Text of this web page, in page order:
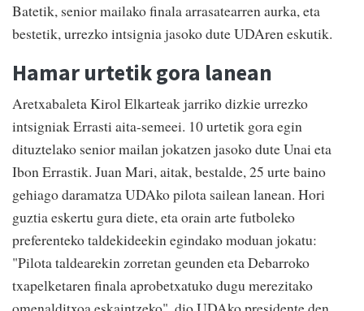
Batetik, senior mailako finala arrasatearren aurka, eta
bestetik, urrezko intsignia jasoko dute UDAren eskutik.
Hamar urtetik gora lanean
Aretxabaleta Kirol Elkarteak jarriko dizkie urrezko
intsigniak Errasti aita-semeei. 10 urtetik gora egin
dituztelako senior mailan jokatzen jasoko dute Unai eta
Ibon Errastik. Juan Mari, aitak, bestalde, 25 urte baino
gehiago daramatza UDAko pilota sailean lanean. Hori
guztia eskertu gura diete, eta orain arte futboleko
preferenteko taldekideekin egindako moduan jokatu:
"Pilota taldearekin zorretan geunden eta Debarroko
txapelketaren finala aprobetxatuko dugu merezitako